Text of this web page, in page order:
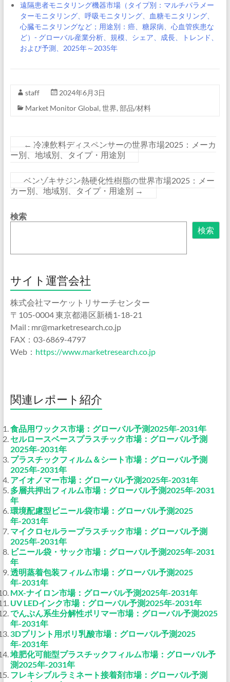
遠隔患者モニタリング機器市場（タイプ別：マルチパラメー
ターモニタリング、呼吸モニタリング、血糖モニタリング、
心臓モニタリングなど；用途別：癌、糖尿病、心血管疾患な
ど）- グローバル産業分析、規模、シェア、成長、トレンド、
および予測、2025年～2035年
staff
2024年6月3日
Market Monitor Global, 世界, 部品/材料
← 冷凍飲料ディスペンサーの世界市場2025：メーカ
ー別、地域別、タイプ・用途別
ベンゾキサジン熱硬化性樹脂の世界市場2025：メー
カー別、地域別、タイプ・用途別 →
検索
検索
サイト運営会社
株式会社マーケットリサーチセンター
〒105-0004 東京都港区新橋1-18-21
Mail : mr@marketresearch.co.jp
FAX：03-6869-4797
Web： https://www.marketresearch.co.jp
関連レポート紹介
食品用ワックス市場：グローバル予測2025年-2031年
セルロースベースプラスチック市場：グローバル予測
2025年-2031年
プラスチックフィルム＆シート市場：グローバル予測
2025年-2031年
アイオノマー市場：グローバル予測2025年-2031年
多層共押出フィルム市場：グローバル予測2025年-2031
年
環境配慮型ビニール袋市場：グローバル予測2025
年-2031年
マイクロセルラープラスチック市場：グローバル予測
2025年-2031年
ビニール袋・サック市場：グローバル予測2025年-2031
年
透明蒸着包装フィルム市場：グローバル予測2025
年-2031年
MX-ナイロン市場：グローバル予測2025年-2031年
UV LEDインク市場：グローバル予測2025年-2031年
でんぷん系生分解性ポリマー市場：グローバル予測2025
年-2031年
3Dプリント用ポリ乳酸市場：グローバル予測2025
年-2031年
堆肥化可能型プラスチックフィルム市場：グローバル予
測2025年-2031年
フレキシブルラミネート接着剤市場：グローバル予測